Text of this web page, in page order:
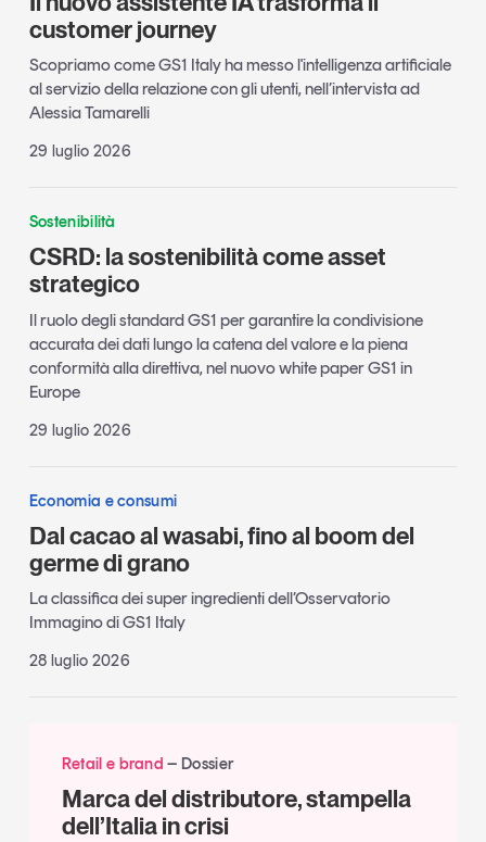
customer journey
Scopriamo come GS1 Italy ha messo l'intelligenza artificiale
al servizio della relazione con gli utenti, nell’intervista ad
Alessia Tamarelli
29 luglio 2026
Sostenibilità
CSRD: la sostenibilità come asset
strategico
Il ruolo degli standard GS1 per garantire la condivisione
accurata dei dati lungo la catena del valore e la piena
conformità alla direttiva, nel nuovo white paper GS1 in
Europe
29 luglio 2026
Economia e consumi
Dal cacao al wasabi, fino al boom del
germe di grano
La classifica dei super ingredienti dell’Osservatorio
Immagino di GS1 Italy
28 luglio 2026
Retail e brand Dossier
Marca del distributore, stampella
dell’Italia in crisi